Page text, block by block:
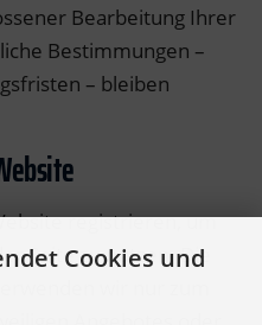
Bearbeitung Ihrer
Bestimmungen –
– bleiben
registrieren, um
Seite zu nutzen. Die
wir nur zum
Cookies und